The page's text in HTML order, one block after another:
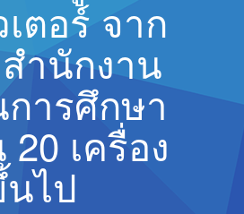
ตอร์ จาก
ำนักงาน
ารศึกษา
เครื่อง
ไป